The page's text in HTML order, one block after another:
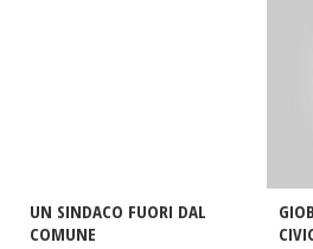
UN SINDACO FUORI DAL
COMUNE